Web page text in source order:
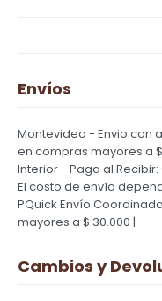
Envíos
Montevideo - Envio con
en compras mayores a $
Interior - Paga al
El costo de envío
PQuick Envío Coordinado
mayores a $ 30.000 |
Cambios y